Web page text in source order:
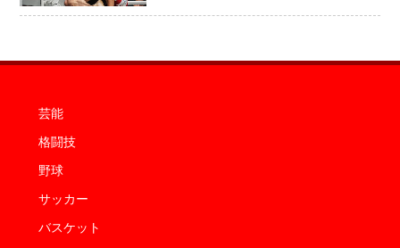
芸能
格闘技
野球
サッカー
バスケット